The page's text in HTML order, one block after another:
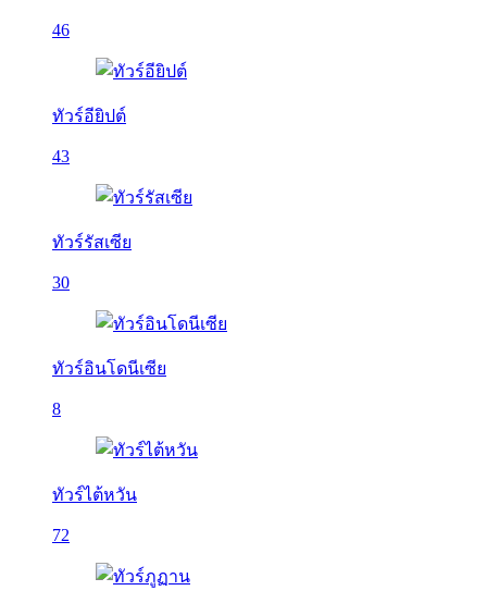
46
ทัวร์อียิปต์
43
ทัวร์รัสเซีย
30
ทัวร์อินโดนีเซีย
8
ทัวร์ไต้หวัน
72